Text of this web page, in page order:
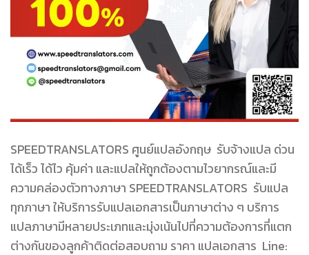
SPEEDTRANSLATORS ศูนย์แปลอังกฤษ รับจ้างแปล ด่วน
ได้เร็ว ได้ไว คุ้มค่า และแปลให้ถูกต้องตามไวยากรณ์และมี
ความคล่องตัวทางภาษา SPEEDTRANSLATORS รับแปล
ทุกภาษา ให้บริการรับแปลเอกสารเป็นภาษาต่าง ๆ บริการ
แปลภาษามีหลายประเภทและมุ่งเน้นไปที่ความต้องการที่แตก
ต่างกันของลูกค้าติดต่อสอบถาม ราคา แปลเอกสาร Line: